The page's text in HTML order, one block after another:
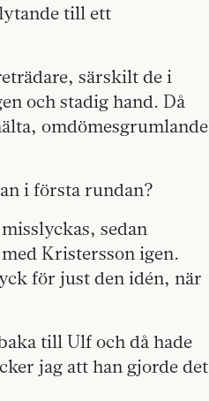
till ett
särskilt de i
och stadig hand. Då
omdömesgrumlande
i första rundan?
sedan
Kristersson igen.
för just den idén, när
till Ulf och då hade
jag att han gjorde det